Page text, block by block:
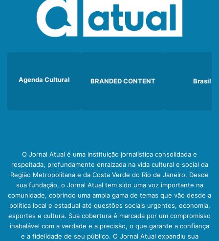
Agenda Cultural BRANDED CONTENT Brasil
O Jornal Atual é uma instituição jornalística consolidada e
respeitada, profundamente enraizada na vida cultural e social da
Região Metropolitana e da Costa Verde do Rio de Janeiro. Desde
sua fundação, o Jornal Atual tem sido uma voz importante na
comunidade, cobrindo uma ampla gama de temas que vão desde a
política local e estadual até questões sociais urgentes, economia,
esportes e cultura. Sua cobertura é marcada por um compromisso
inabalável com a verdade e a precisão, o que garante a confiança
e a fidelidade de seu público. O Jornal Atual expandiu sua